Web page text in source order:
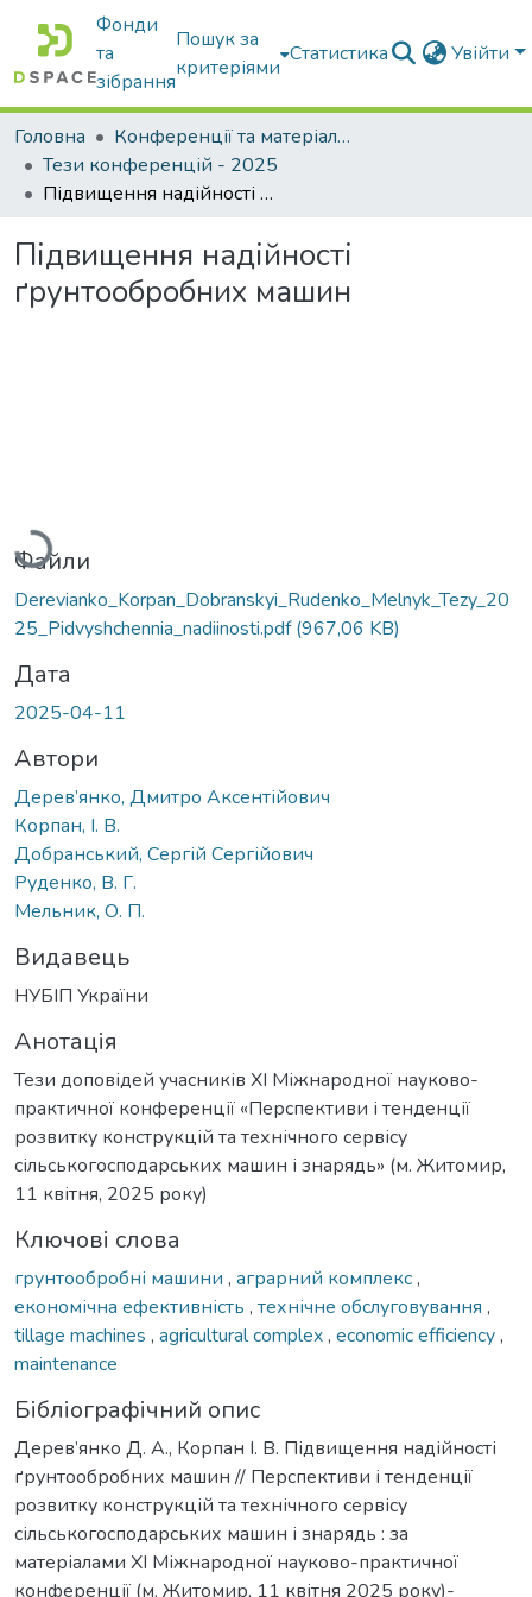
Фонди
та
зібрання
Пошук за
критеріями
Статистика Увійти
Головна
Конференції та матеріали конференцій
Тези конференцій - 2025
Підвищення надійності ґрунтообробних машин
Підвищення надійності
ґрунтообробних машин
Вантажиться...
Файли
Derevianko_Korpan_Dobranskyi_Rudenko_Melnyk_Tezy_20
25_Pidvyshchennia_nadiinosti.pdf(967,06 KB)
Дата
2025-04-11
Автори
Дерев’янко, Дмитро Аксентійович
Корпан, І. В.
Добранський, Сергій Сергійович
Руденко, В. Г.
Мельник, О. П.
Видавець
НУБІП України
Анотація
Тези доповідей учасників XI Міжнародної науково-
практичної конференції «Перспективи і тенденції
розвитку конструкцій та технічного сервісу
сільськогосподарських машин і знарядь» (м. Житомир,
11 квітня, 2025 року)
Ключові слова
грунтообробні машини , аграрний комплекс,
економічна ефективність , технічне обслуговування ,
tillage machines , agricultural complex, economic efficiency,
maintenance
Бібліографічний опис
Дерев’янко Д. А., Корпан І. В. Підвищення надійності
ґрунтообробних машин // Перспективи і тенденції
розвитку конструкцій та технічного сервісу
сільськогосподарських машин і знарядь : за
матеріалами XI Міжнародної науково-практичної
конференції (м. Житомир, 11 квітня 2025 року)-